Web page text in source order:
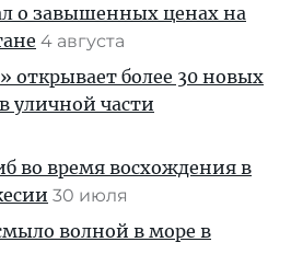
о завышенных ценах на
4 августа
открывает более 30 новых
уличной части
во время восхождения в
30 июля
волной в море в